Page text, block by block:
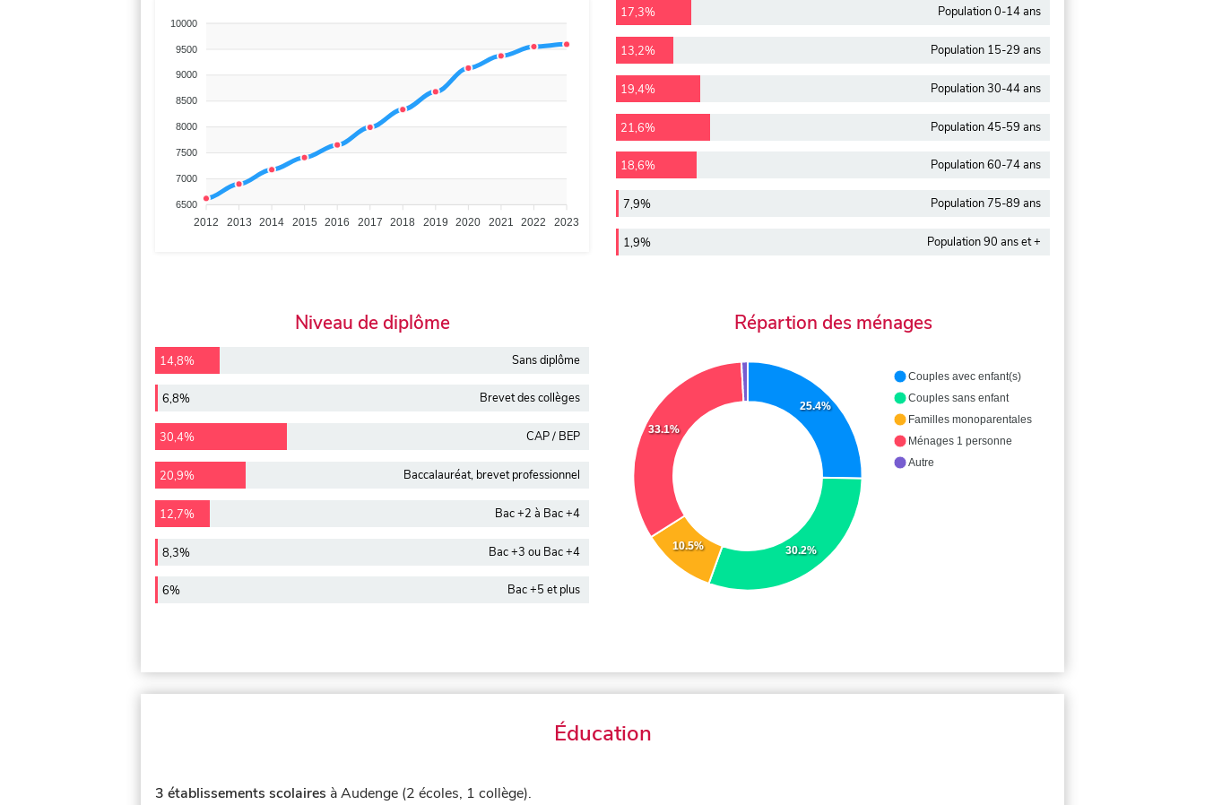
10000
9500
9000
8500
8000
7500
7000
6500
2012 2013 2014 2015 2016 2017 2018 2019 2020 2021 2022 2023
17,3% Population 0-14 ans
13,2% Population 15-29 ans
19,4% Population 30-44 ans
21,6% Population 45-59 ans
18,6% Population 60-74 ans
7,9% Population 75-89 ans
1,9% Population 90 ans et +
Niveau de diplôme
14,8% Sans diplôme
6,8% Brevet des collèges
30,4% CAP / BEP
20,9% Baccalauréat, brevet professionnel
12,7% Bac +2 à Bac +4
8,3% Bac +3 ou Bac +4
6% Bac +5 et plus
Répartion des ménages
25.4%
30.2%
10.5%
33.1%
Couples avec enfant(s)
Couples sans enfant
Familles monoparentales
Ménages 1 personne
Autre
Éducation
3 établissements scolaires à Audenge (2 écoles, 1 collège).